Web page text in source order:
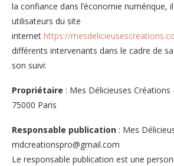
la confiance dans l’économie numérique,
utilisateurs du site
internet https://
différents intervenants dans le cadre de
son suivi:
Propriétaire : Mes Délicieuses Créations
75000 Paris
Responsable publication : Mes
mdcreationspro@gmail.com
Le responsable publication est une